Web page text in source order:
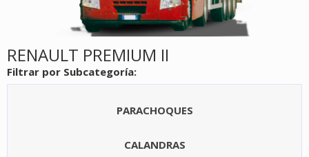
RENAULT PREMIUM II
Filtrar por Subcategoría:
PARACHOQUES
CALANDRAS